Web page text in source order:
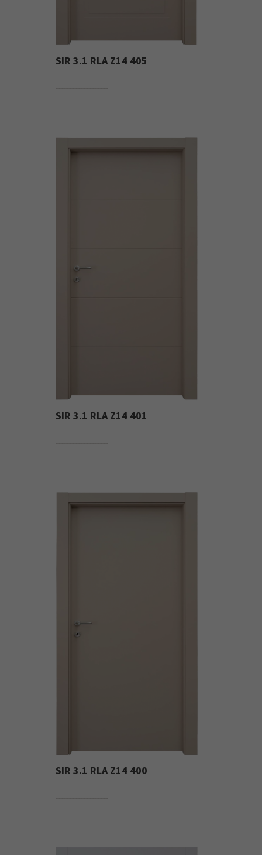
SIR 3.1 RLA Z14 405
SIR 3.1 RLA Z14 401
SIR 3.1 RLA Z14 400